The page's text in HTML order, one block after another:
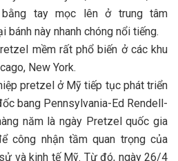
tay mọc lên ở trung tâm
bánh này nhanh chóng nổi tiếng.
mềm rất phổ biến ở các khu
New York.
pretzel ở Mỹ tiếp tục phát triển
bang Pennsylvania-Ed Rendell-
năm là ngày Pretzel quốc gia
công nhận tầm quan trọng của
và kinh tế Mỹ. Từ đó, ngày 26/4